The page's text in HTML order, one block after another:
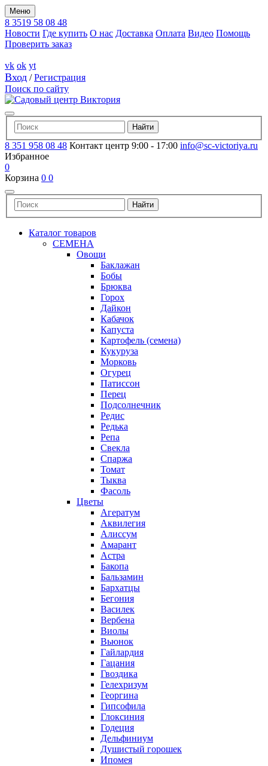
Меню
8 3519 58 08 48
Новости Где купить О нас Доставка Оплата Видео Помощь
Проверить заказ
vk ok yt
Вход /Регистрация
Поиск по сайту
8 351 958 08 48 Контакт центр 9:00 - 17:00 info@sc-victoriya.ru
Избранное
0
Корзина 0 0
Каталог товаров
СЕМЕНА
Овощи
Баклажан
Бобы
Брюква
Горох
Дайкон
Кабачок
Капуста
Картофель (семена)
Кукуруза
Морковь
Огурец
Патиссон
Перец
Подсолнечник
Редис
Редька
Репа
Свекла
Спаржа
Томат
Тыква
Фасоль
Цветы
Агератум
Аквилегия
Алиссум
Амарант
Астра
Бакопа
Бальзамин
Бархатцы
Бегония
Василек
Вербена
Виолы
Вьюнок
Гайлардия
Гацания
Гвоздика
Гелехризум
Георгина
Гипсофила
Глоксиния
Годеция
Дельфиниум
Душистый горошек
Ипомея